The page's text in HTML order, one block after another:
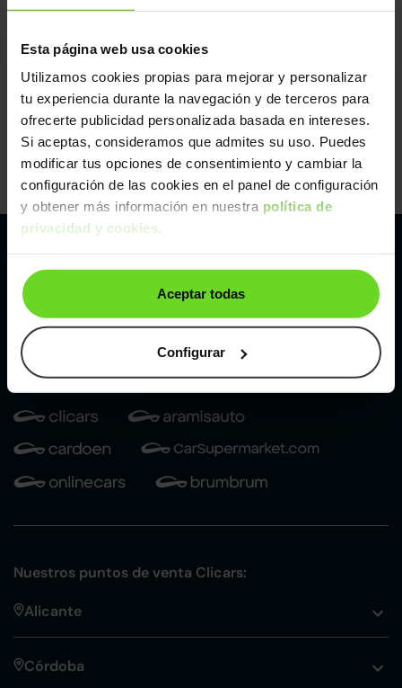
Esta página web usa cookies
Utilizamos cookies propias para mejorar y personalizar
tu experiencia durante la navegación y de terceros para
ofrecerte publicidad personalizada basada en intereses.
Si aceptas, consideramos que admites su uso. Puedes
modificar tus opciones de consentimiento y cambiar la
configuración de las cookies en el panel de configuración
y obtener más información en nuestra política de
privacidad y cookies.
Aceptar todas
Configurar
Pertenecemos al líder europeo de
compraventa de coches online
Con sede en: España, Francia, Bélgica, Reino Unido, Austria
e Italia.
¡Vendemos 1 coche por minuto!
Nuestros puntos de venta Clicars:
Alicante
Córdoba